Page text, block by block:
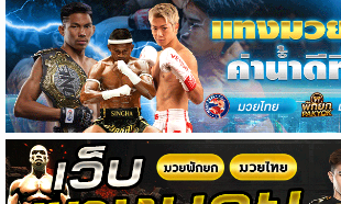
ทีเด็ด
บอล
แกล
ล
อรี่
สาว
งาม